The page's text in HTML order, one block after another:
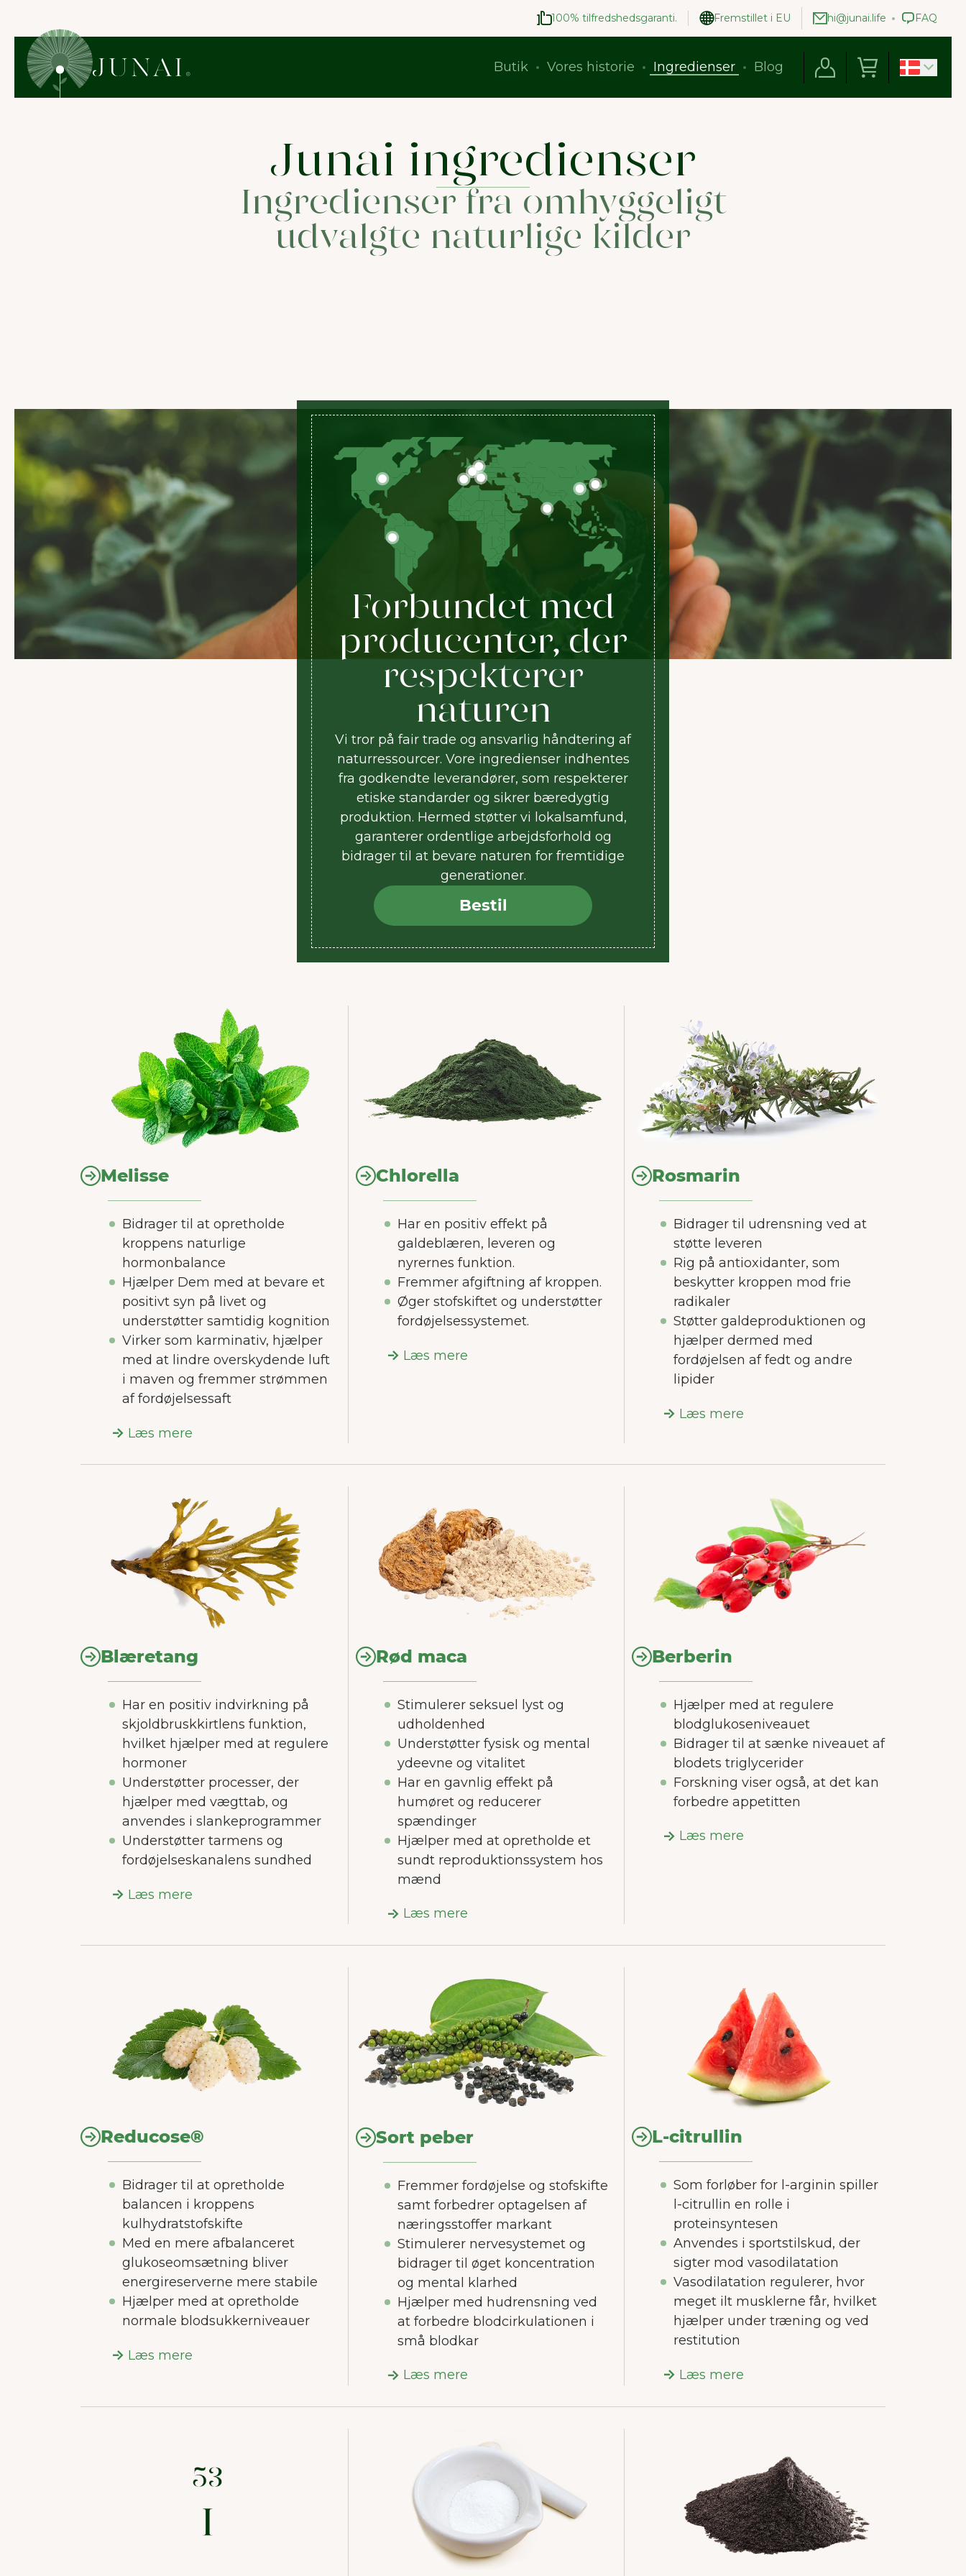
100% tilfredshedsgaranti. Fremstillet i EU hi@junai.life FAQ
Butik Vores historie Ingredienser Blog
Junai ingredienser
Ingredienser fra omhyggeligt
udvalgte naturlige kilder
Forbundet med
producenter, der
respekterer
naturen
Vi tror på fair trade og ansvarlig håndtering af
naturressourcer. Vore ingredienser indhentes
fra godkendte leverandører, som respekterer
etiske standarder og sikrer bæredygtig
produktion. Hermed støtter vi lokalsamfund,
garanterer ordentlige arbejdsforhold og
bidrager til at bevare naturen for fremtidige
generationer.
Bestil
Melisse
Bidrager til at opretholde
kroppens naturlige
hormonbalance
Hjælper Dem med at bevare et
positivt syn på livet og
understøtter samtidig kognition
Virker som karminativ, hjælper
med at lindre overskydende luft
i maven og fremmer strømmen
af fordøjelsessaft
Læs mere
Chlorella
Har en positiv effekt på
galdeblæren, leveren og
nyrernes funktion.
Fremmer afgiftning af kroppen.
Øger stofskiftet og understøtter
fordøjelsessystemet.
Læs mere
Rosmarin
Bidrager til udrensning ved at
støtte leveren
Rig på antioxidanter, som
beskytter kroppen mod frie
radikaler
Støtter galdeproduktionen og
hjælper dermed med
fordøjelsen af fedt og andre
lipider
Læs mere
Blæretang
Har en positiv indvirkning på
skjoldbruskkirtlens funktion,
hvilket hjælper med at regulere
hormoner
Understøtter processer, der
hjælper med vægttab, og
anvendes i slankeprogrammer
Understøtter tarmens og
fordøjelseskanalens sundhed
Læs mere
Rød maca
Stimulerer seksuel lyst og
udholdenhed
Understøtter fysisk og mental
ydeevne og vitalitet
Har en gavnlig effekt på
humøret og reducerer
spændinger
Hjælper med at opretholde et
sundt reproduktionssystem hos
mænd
Læs mere
Berberin
Hjælper med at regulere
blodglukoseniveauet
Bidrager til at sænke niveauet af
blodets triglycerider
Forskning viser også, at det kan
forbedre appetitten
Læs mere
Reducose®
Bidrager til at opretholde
balancen i kroppens
kulhydratstofskifte
Med en mere afbalanceret
glukoseomsætning bliver
energireserverne mere stabile
Hjælper med at opretholde
normale blodsukkerniveauer
Læs mere
Sort peber
Fremmer fordøjelse og stofskifte
samt forbedrer optagelsen af
næringsstoffer markant
Stimulerer nervesystemet og
bidrager til øget koncentration
og mental klarhed
Hjælper med hudrensning ved
at forbedre blodcirkulationen i
små blodkar
Læs mere
L-citrullin
Som forløber for l-arginin spiller
l-citrullin en rolle i
proteinsyntesen
Anvendes i sportstilskud, der
sigter mod vasodilatation
Vasodilatation regulerer, hvor
meget ilt musklerne får, hvilket
hjælper under træning og ved
restitution
Læs mere
VELKOMMEN TIL JUNAIU.
Vi anvender cookies på vores hjemmeside, som hjælper os
Tilpas